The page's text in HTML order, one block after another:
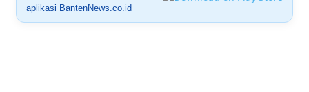
aplikasi BantenNews.co.id